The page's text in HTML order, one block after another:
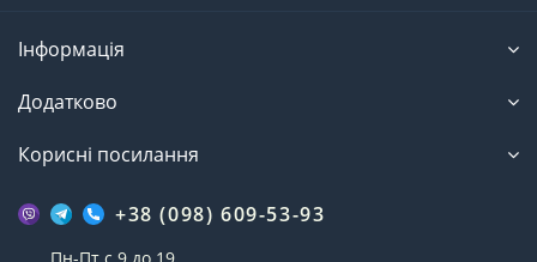
Інформація
Додатково
Корисні посилання
+38 (098) 609-53-93